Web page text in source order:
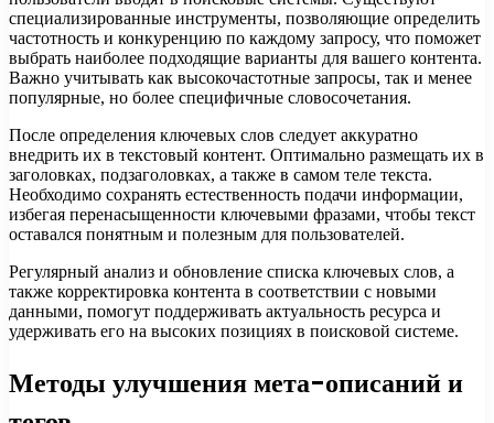
специализированные инструменты, позволяющие определить
частотность и конкуренцию по каждому запросу, что поможет
выбрать наиболее подходящие варианты для вашего контента.
Важно учитывать как высокочастотные запросы, так и менее
популярные, но более специфичные словосочетания.
После определения ключевых слов следует аккуратно
внедрить их в текстовый контент. Оптимально размещать их в
заголовках, подзаголовках, а также в самом теле текста.
Необходимо сохранять естественность подачи информации,
избегая перенасыщенности ключевыми фразами, чтобы текст
оставался понятным и полезным для пользователей.
Регулярный анализ и обновление списка ключевых слов, а
также корректировка контента в соответствии с новыми
данными, помогут поддерживать актуальность ресурса и
удерживать его на высоких позициях в поисковой системе.
Методы улучшения мета-описаний и